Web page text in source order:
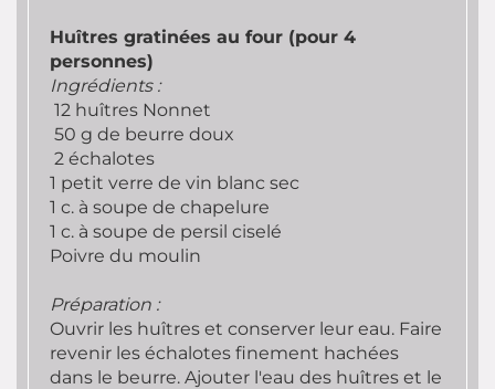
Huîtres gratinées au four (pour 4
personnes)
Ingrédients :
12 huîtres Nonnet
50 g de beurre doux
2 échalotes
1 petit verre de vin blanc sec
1 c. à soupe de chapelure
1 c. à soupe de persil ciselé
Poivre du moulin
Préparation :
Ouvrir les huîtres et conserver leur eau. Faire
revenir les échalotes finement hachées
dans le beurre. Ajouter l'eau des huîtres et le